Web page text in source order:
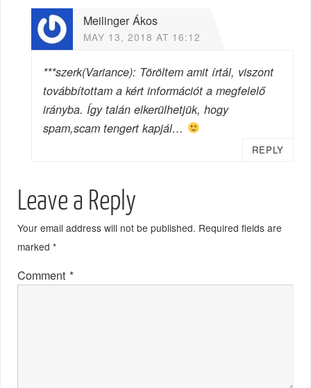
Meilinger Ákos
MAY 13, 2018 AT 16:12
***szerk(Variance): Töröltem amit írtál, viszont
továbbítottam a kért információt a megfelelő
irányba. Így talán elkerülhetjük, hogy
spam,scam tengert kapjál…
REPLY
Leave a Reply
Your email address will not be published. Required fields are
marked*
Comment*